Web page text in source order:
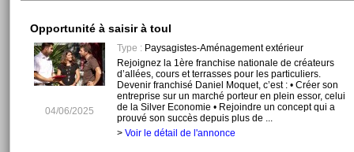
Opportunité à saisir à toul
04/06/2025
Type :Paysagistes-Aménagement extérieur
Rejoignez la 1ère franchise nationale de créateurs
d’allées, cours et terrasses pour les particuliers.
Devenir franchisé Daniel Moquet, c’est : • Créer son
entreprise sur un marché porteur en plein essor, celui
de la Silver Economie • Rejoindre un concept qui a
prouvé son succès depuis plus de ...
> Voir le détail de l'annonce